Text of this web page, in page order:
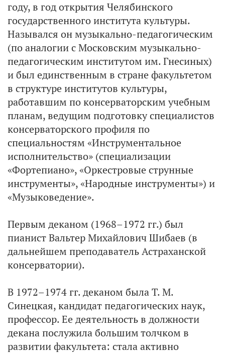
году, в год открытия Челябинского
государственного института культуры.
Назывался он музыкально-педагогическим
(по аналогии с Московским музыкально-
педагогическим институтом им. Гнесиных)
и был единственным в стране факультетом
в структуре институтов культуры,
работавшим по консерваторским учебным
планам, ведущим подготовку специалистов
консерваторского профиля по
специальностям «Инструментальное
исполнительство» (специализации
«Фортепиано», «Оркестровые струнные
инструменты», «Народные инструменты») и
«Музыковедение».
Первым деканом (1968–1972 гг.) был
пианист Вальтер Михайлович Шибаев (в
дальнейшем преподаватель Астраханской
консерватории).
В 1972–1974 гг. деканом была Т. М.
Синецкая, кандидат педагогических наук,
профессор. Ее деятельность в должности
декана послужила большим толчком в
развитии факультета: стала активно